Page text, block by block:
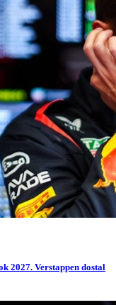
2027. Verstappen dostal